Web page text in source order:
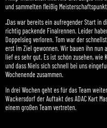
und sammelten fleißig
„Das war bereits ein aufregender Start in
richtig packende Finalrennen. Leider
Doppelsieg verloren. Tom war der
erst im Ziel gewonnen. Wir bauen ihn nun
lief es sehr gut. Es ist schön zusehen,
und dass Niels sich schnell bei uns
Wochenende zusammen.
In drei Wochen geht es für das Team
Wackersdorf der Auftakt des ADAC Kart
einem großen Team vertreten.